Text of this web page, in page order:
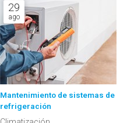
29
ago
Mantenimiento de sistemas de
refrigeración